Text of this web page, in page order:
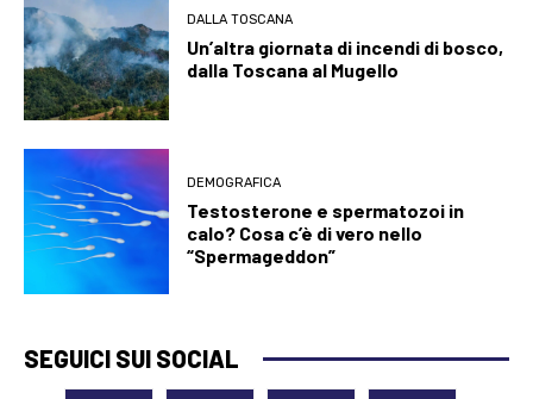
DALLA TOSCANA
Un’altra giornata di incendi di bosco,
dalla Toscana al Mugello
DEMOGRAFICA
Testosterone e spermatozoi in
calo? Cosa c’è di vero nello
“Spermageddon”
SEGUICI SUI SOCIAL